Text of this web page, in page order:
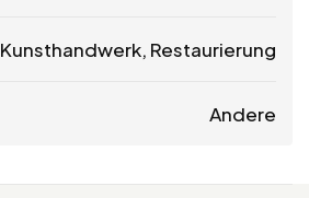
Kunsthandwerk, Restaurierung
Andere